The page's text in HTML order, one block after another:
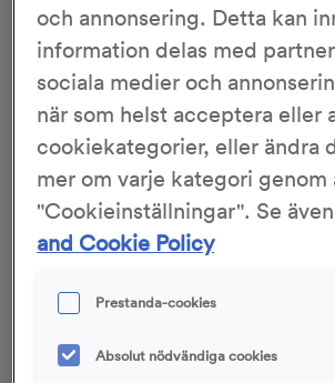
1 tim 30 min
och annonsering. Detta kan
information delas med
sociala medier och
när som helst acceptera eller
cookiekategorier, eller ändra
mer om varje kategori
"Cookieinställningar". Se
and Cookie Policy
Prestanda-cookies
Absolut nödvändiga cookies